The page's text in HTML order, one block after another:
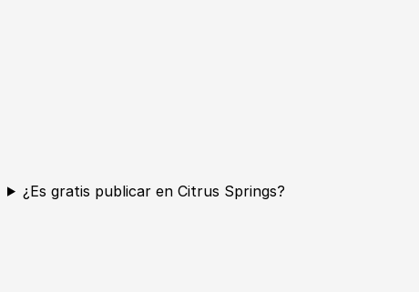
¿Es gratis publicar en Citrus Springs?